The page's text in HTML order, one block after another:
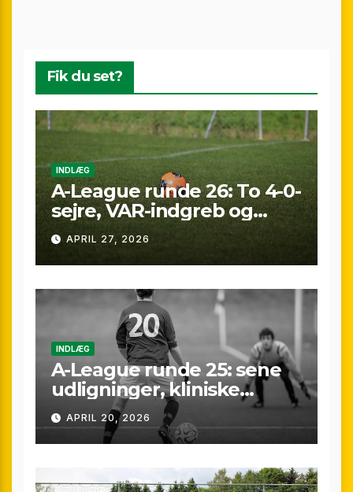
Fik du set?
INDLÆG
A-League runde 26: To 4-0-
sejre, VAR-indgreb og
sene scoringer – fuld
gennemgang af
weekenden
APRIL 27, 2026
INDLÆG
A-League runde 25: sene
udligninger, kliniske
kontraster og små
marginaler
APRIL 20, 2026